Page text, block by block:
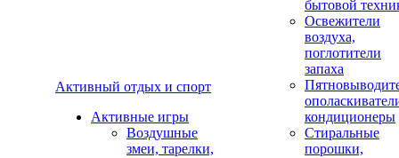
Активный отдых и спорт
Активные игры
Воздушные
змеи, тарелки,
бытовой
Освежители
воздуха,
поглотители
запаха
кондиционеры
Стиральные
порошки,